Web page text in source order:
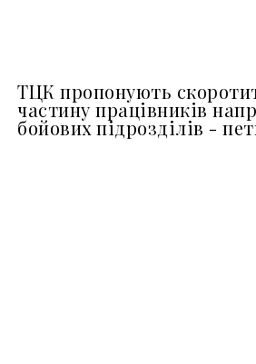
ТЦК пропонують
частину працівників
бойових підрозділів -